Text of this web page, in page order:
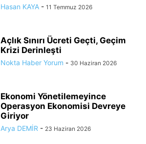
Hasan KAYA - 11 Temmuz 2026
Açlık Sınırı Ücreti Geçti, Geçim
Krizi Derinleşti
Nokta Haber Yorum - 30 Haziran 2026
Ekonomi Yönetilemeyince
Operasyon Ekonomisi Devreye
Giriyor
Arya DEMİR - 23 Haziran 2026